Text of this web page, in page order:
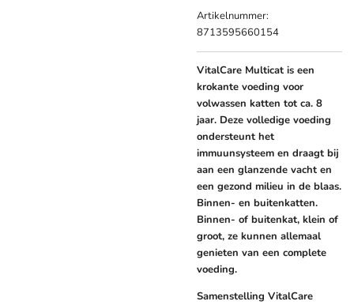
Artikelnummer:
8713595660154
VitalCare Multicat is een
krokante voeding voor
volwassen katten tot ca. 8
jaar. Deze volledige voeding
ondersteunt het
immuunsysteem en draagt bij
aan een glanzende vacht en
een gezond milieu in de blaas.
Binnen- en buitenkatten.
Binnen- of buitenkat, klein of
groot, ze kunnen allemaal
genieten van een complete
voeding.
Samenstelling VitalCare